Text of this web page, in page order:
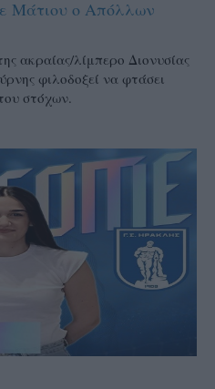
Μάτιου ο Απόλλων
ακραίας/λίμπερο Διονυσίας
φιλοδοξεί να φτάσει
στόχων.